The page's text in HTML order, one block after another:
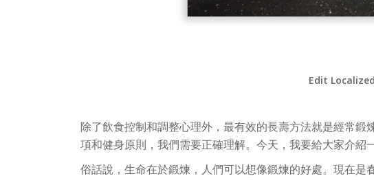
Edit
除了飲食控制和調整心理外，最有效的長壽方法就是經常
項和健身原則，我們需要正確理解。今天，我要給大家介紹
俗話說，生命在於鍛煉，人們可以想像鍛煉的好處。現在是